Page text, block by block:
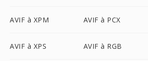
AVIF à XPM AVIF à PCX
AVIF à XPS AVIF à RGB